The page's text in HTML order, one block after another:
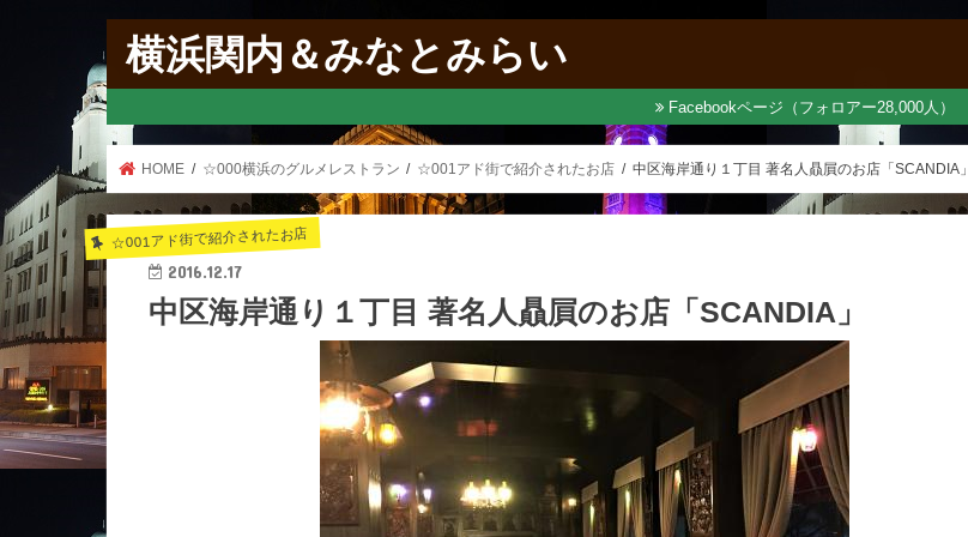
横浜関内＆みなとみらい
Facebookページ（フォロアー28,000人）
HOME ☆000横浜のグルメレストラン ☆001アド街で紹介されたお店 中区海岸通り１丁目 著名人贔屓のお店「SCANDIA」
☆001アド街で紹介されたお店
2016.12.17
中区海岸通り１丁目 著名人贔屓のお店「SCANDIA」